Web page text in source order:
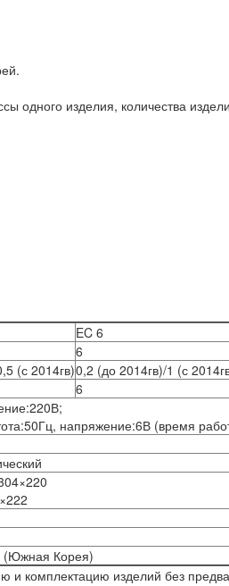
одного изделия, количества
EC 6
6
(с 2014гв)0,2 (до 2014гв)/1 (с
6
напряжение:6В (время
(Южная Корея)
и комплектацию изделий без